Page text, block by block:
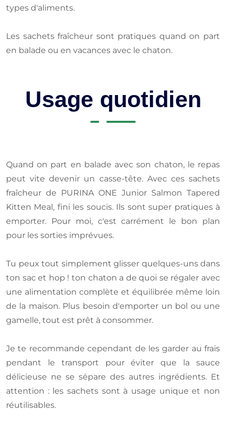
types d'aliments.
Les sachets fraîcheur sont pratiques quand on part
en balade ou en vacances avec le chaton.
Usage quotidien
Quand on part en balade avec son chaton, le repas
peut vite devenir un casse-tête. Avec ces sachets
fraîcheur de PURINA ONE Junior Salmon Tapered
Kitten Meal, fini les soucis. Ils sont super pratiques à
emporter. Pour moi, c'est carrément le bon plan
pour les sorties imprévues.
Tu peux tout simplement glisser quelques-uns dans
ton sac et hop ! ton chaton a de quoi se régaler avec
une alimentation complète et équilibrée même loin
de la maison. Plus besoin d'emporter un bol ou une
gamelle, tout est prêt à consommer.
Je te recommande cependant de les garder au frais
pendant le transport pour éviter que la sauce
délicieuse ne se sépare des autres ingrédients. Et
attention : les sachets sont à usage unique et non
réutilisables.